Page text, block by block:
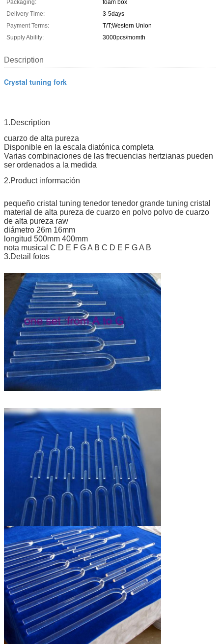
Packaging:
foam box
Delivery Time:
3-5days
Payment Terms:
T/T;Western Union
Supply Ability:
3000pcs/momth
Description
Crystal tuning fork
1.Description
cuarzo de alta pureza
Disponible en la escala diatónica completa
Varias combinaciones de las frecuencias hertzianas pueden
ser ordenados a la medida
2.Product información
pequeño cristal tuning tenedor tenedor grande tuning cristal
material de alta pureza de cuarzo en polvo polvo de cuarzo
de alta pureza raw
diámetro 26m 16mm
longitud 500mm 400mm
nota musical C D E F G A B C D E F G A B
3.Detail fotos